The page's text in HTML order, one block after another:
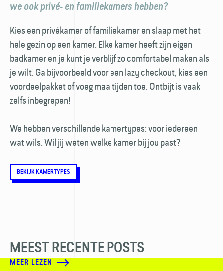
we ook privé- en familiekamers hebben?
Kies een privékamer of familiekamer en slaap met het
hele gezin op een kamer. Elke kamer heeft zijn eigen
badkamer en je kunt je verblijf zo comfortabel maken als
je wilt. Ga bijvoorbeeld voor een lazy checkout, kies een
voordeelpakket of voeg maaltijden toe. Ontbijt is vaak
zelfs inbegrepen!
We hebben verschillende kamertypes: voor iedereen
wat wils. Wil jij weten welke kamer bij jou past?
BEKIJK KAMERTYPES
MEEST RECENTE POSTS
MEER LEZEN